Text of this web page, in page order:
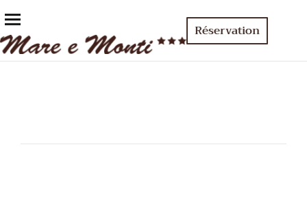
Réservation